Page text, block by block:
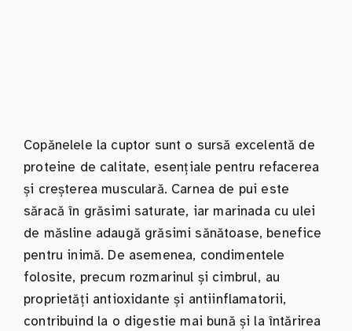
Copănelele la cuptor sunt o sursă excelentă de
proteine de calitate, esențiale pentru refacerea
și creșterea musculară. Carnea de pui este
săracă în grăsimi saturate, iar marinada cu ulei
de măsline adaugă grăsimi sănătoase, benefice
pentru inimă. De asemenea, condimentele
folosite, precum rozmarinul și cimbrul, au
proprietăți antioxidante și antiinflamatorii,
contribuind la o digestie mai bună și la întărirea